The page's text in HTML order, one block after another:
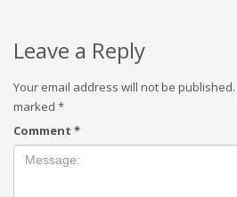
Leave a Reply
Your email address will not be published.
marked *
Comment *